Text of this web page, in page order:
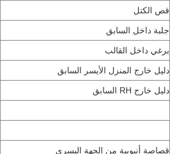
قص الكتل
جلبة داخل السابق
برغي داخل القالب
دليل خارج المنزل الأيسر السابق
دليل خارج RH السابق
قصاصة أنبوبية من الجهة اليسرى